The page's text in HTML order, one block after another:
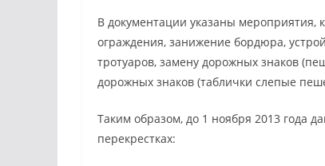
В документации указаны мероприятия,
ограждения, занижение бордюра,
тротуаров, замену дорожных знаков
дорожных знаков (таблички слепые
Таким образом, до 1 ноября 2013 года
перекрестках: